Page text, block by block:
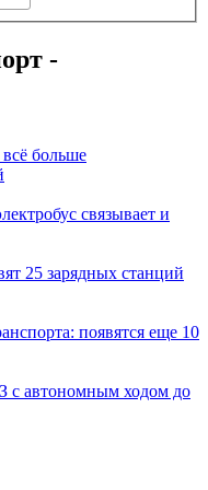
-
больше
связывает и
25 зарядных станций
появятся еще 10
с автономным ходом до